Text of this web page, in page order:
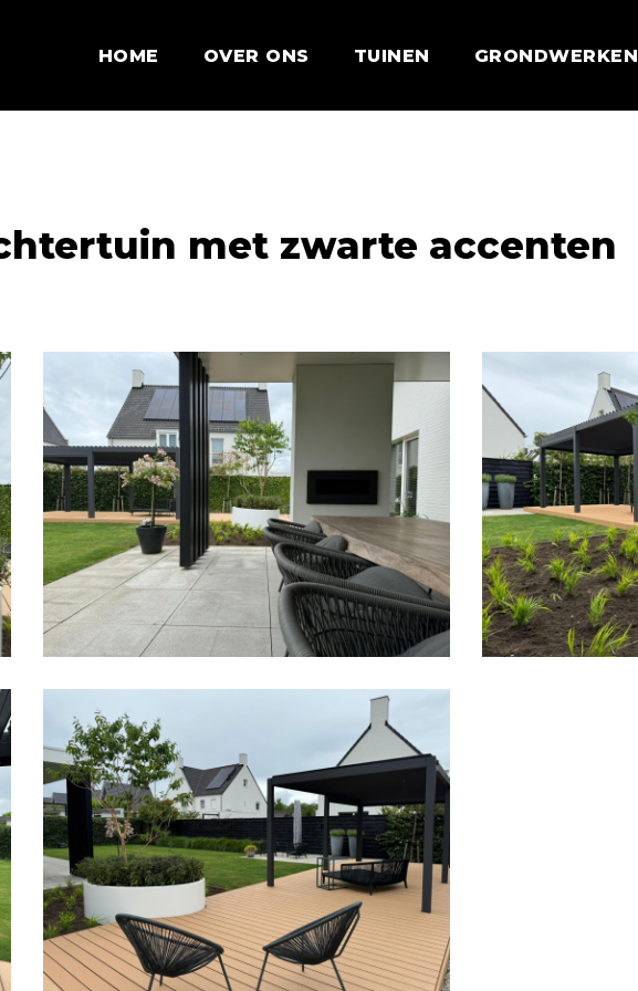
HOME OVER ONS TUINEN GRONDWERKEN
met zwarte accenten
Moderne
Achtertuin
met
Zwarte
Accenten
04
Moderne
Achtertuin
met
Zwarte
Accenten
03
Strakke
Moderne
Achtertuin
met
Zwarte
Accenten
01